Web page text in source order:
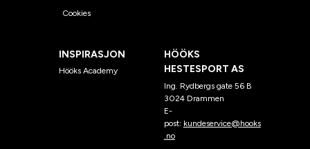
Cookies
INSPIRASJON
Hööks Academy
HÖÖKS
HESTESPORT AS
Ing. Rydbergs gate 56 B
3024 Drammen
E-
post: kundeservice@hooks
.no